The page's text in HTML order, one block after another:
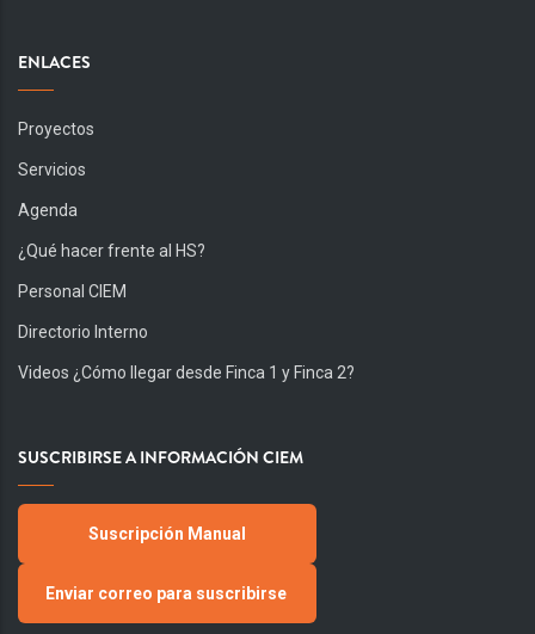
ENLACES
Proyectos
Servicios
Agenda
¿Qué hacer frente al HS?
Personal CIEM
Directorio Interno
Videos ¿Cómo llegar desde Finca 1 y Finca 2?
SUSCRIBIRSE A INFORMACIÓN CIEM
Suscripción Manual
Enviar correo para suscribirse